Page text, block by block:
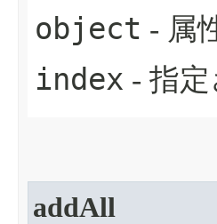
object - 属
index - 指定
addAll